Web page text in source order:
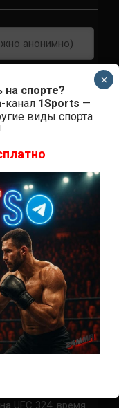
UFC 324: время
спорте?
канал 1Sports —
виды спорта
×